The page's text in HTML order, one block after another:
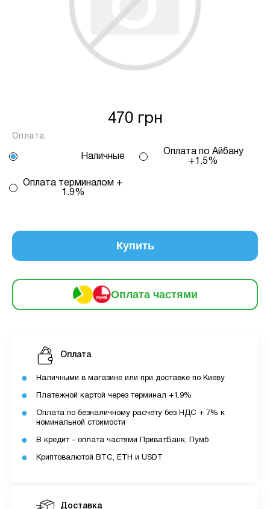
470 грн
Оплата:
Наличные
Оплата по Айбану
+1.5%
Оплата терминалом +
1.9%
Купить
Оплата частями
від кількості обраних вами платежів, від 2
до 25, та вираховується за допомогою
калькулятору або за консультацією нашого
МИТТЄВА РОЗСТРОЧКА чи ОПЛАТА
Якщо сума доступного ліміту в застосунку менша
можливість доплатити різницю безпосередньо в
частинами
3
9
12
170 грн
придбати товар в розстрочку.
Для оформлення розстрочки вам необхідно
мати відкритий ліміт для розстрочки в
Максимальна сума розстрочки дорівнює
З боку ПУМБ немає жодних прихованих комісій
MyCloudStore.
Доставка
Оплата
Наличными в магазине или при доставке по Киеву
Платежной картой через терминал +1.9%
Оплата по безналичному расчету без НДС + 7% к
номинальной стоимости
В кредит - оплата частями ПриватБанк, Пумб
Криптовалютой BTC, ETH и USDT